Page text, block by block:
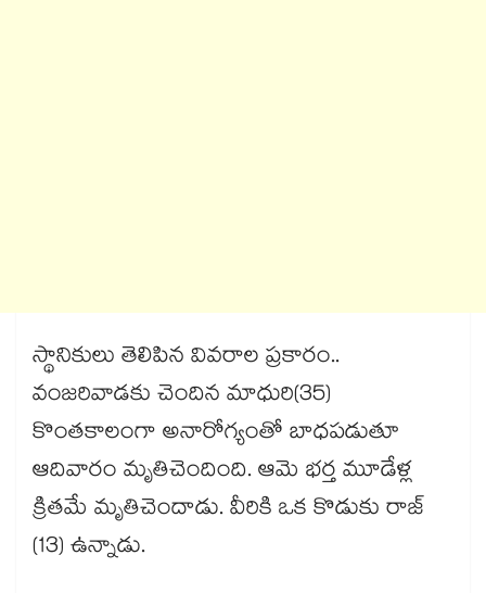
స్థానికులు తెలిపిన వివరాల ప్రకారం..
వంజరివాడకు చెందిన మాధురి(35)
కొంతకాలంగా అనారోగ్యంతో బాధపడుతూ
ఆదివారం మృతిచెందింది. ఆమె భర్త మూడేళ్ల
క్రితమే మృతిచెందాడు. వీరికి ఒక కొడుకు రాజ్​
(13) ఉన్నాడు.